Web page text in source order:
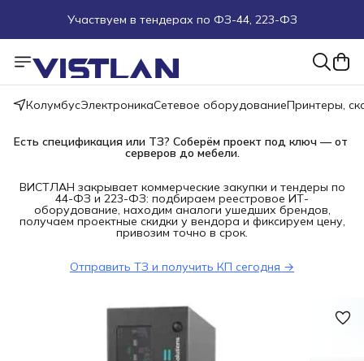
Пуско-наладочные работы
КолумбусЭлектроникаСетевое оборудованиеПринтеры,
Есть спецификация или ТЗ? Соберём проект под ключ — от
серверов до мебели.
ВИСТЛАН закрывает коммерческие закупки и тендеры по
44-ФЗ и 223-ФЗ: подбираем реестровое ИТ-
оборудование, находим аналоги ушедших брендов,
получаем проектные скидки у вендора и фиксируем цену,
привозим точно в срок.
Отправить ТЗ и получить КП сегодня →